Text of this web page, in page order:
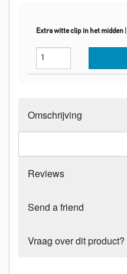
Extra witte clip in het midden
Omschrijving
Reviews
Send a friend
Vraag over dit product?